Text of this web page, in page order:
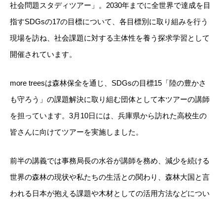
社会問題スタディツアー」。2030年までに全世界で達成を目
指すSDGsの17の目標について、各目標別に取り組みを行う
現場を訪ね、社会課題に対する主体性を養う探求学習として
開催されています。
more treesは森林保全を通じ、SDGsの目標15「陸の豊かさ
も守ろう」の課題解決に取り組む団体として本ツアーの講師
を担っています。3月10日には、兵庫県から訪れた高校生の
皆さんに向けてツアーを実施しました。
前半の講義では事務局長の水谷が講師を務め、減少を続ける
世界の森林の現状や私たちの生活との関わり、森林大国と言
われる日本が抱える課題や木材としての活用方法などについ